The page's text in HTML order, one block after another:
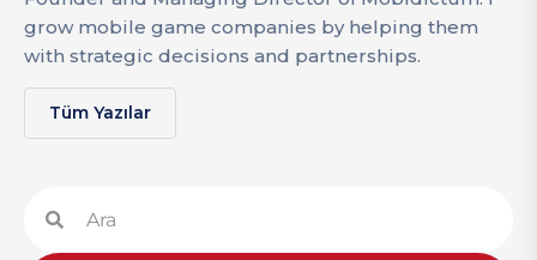
grow mobile game companies by helping them
with strategic decisions and partnerships.
Tüm Yazılar